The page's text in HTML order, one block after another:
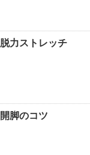
脱力ストレッチ
開脚のコツ